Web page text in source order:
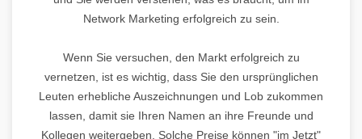
Network Marketing erfolgreich zu sein.
Wenn Sie versuchen, den Markt erfolgreich zu
vernetzen, ist es wichtig, dass Sie den ursprünglichen
Leuten erhebliche Auszeichnungen und Lob zukommen
lassen, damit sie Ihren Namen an ihre Freunde und
Kollegen weitergeben. Solche Preise können "im Jetzt"